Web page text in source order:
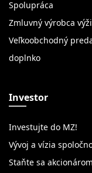
Spolupráca
Zmluvný výrobca
Veľkoobchodný
doplnko
Investor
Investujte do MZ!
Vývoj a vízia
Staňte sa akcionárom